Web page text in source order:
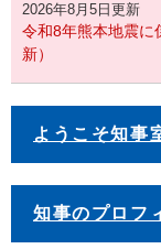
2026年8月5日更新
令和8年熊本地震に
新）
ようこそ知事
知事のプロフ